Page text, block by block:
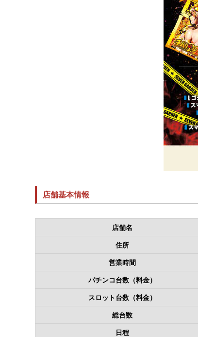
店舗基本情報
店舗名
住所
営業時間
パチンコ台数（料金）
スロット台数（料金）
総台数
日程